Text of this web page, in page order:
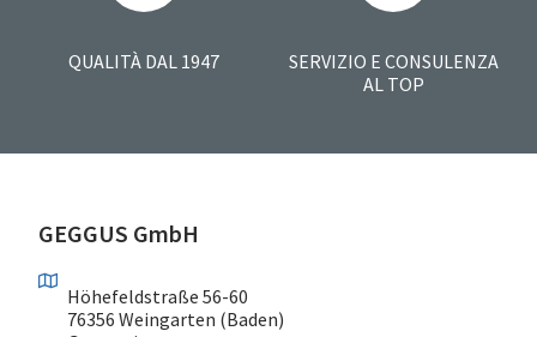
QUALITÀ DAL 1947
SERVIZIO E CONSULENZA
AL TOP
GEGGUS GmbH
Höhefeldstraße 56-60
76356 Weingarten (Baden)